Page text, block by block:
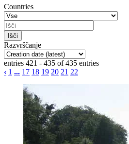
Countries
Razvrščanje
entries 421 - 435 of 435 entries
‹ 1 ... 17 18 19 20 21 22